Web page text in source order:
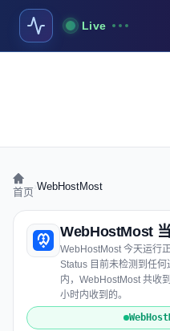
Live
首页 WebHostMost
WebHostMost
WebHostMost 今天运行
Status 目前未检测到任
内，WebHostMost 共收
小时内收到的。